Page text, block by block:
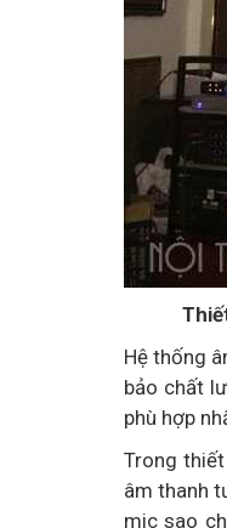
Hệ thống
bảo chất
phù hợp
Trong
âm thanh
mic sao